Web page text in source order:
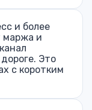
и более
маржа и
Это
с коротким